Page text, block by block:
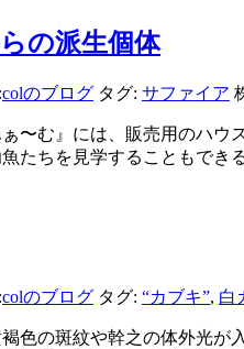
の派生個体
colのブログ タグ: サファイア
〜む』には、販売用のハウ
たちを見学することもでき
colのブログ タグ: “カブキ”, 白
色の斑紋や幹之の体外光が